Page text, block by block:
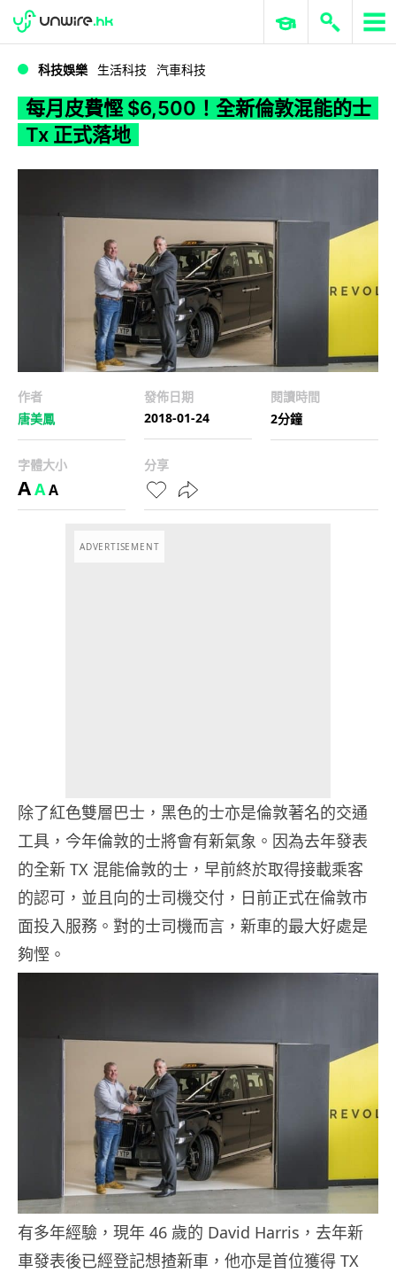
WWDC 2026 ERP 與商業 AI
科技娛樂 生活科技 汽車科技
每月皮費慳 $6,500！全新倫敦混能的士
Tx 正式落地
作者
唐美鳳
發佈日期
2018-01-24
閱讀時間
2分鐘
字體大小
AAA
分享
ADVERTISEMENT
除了紅色雙層巴士，黑色的士亦是倫敦著名的交通
工具，今年倫敦的士將會有新氣象。因為去年發表
的全新 TX 混能倫敦的士，早前終於取得接載乘客
的認可，並且向的士司機交付，日前正式在倫敦市
面投入服務。對的士司機而言，新車的最大好處是
夠慳。
有多年經驗，現年 46 歲的 David Harris，去年新
車發表後已經登記想揸新車，他亦是首位獲得 TX